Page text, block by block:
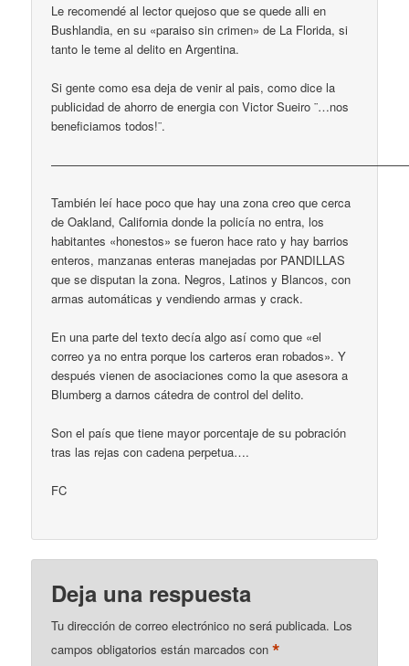
Le recomendé al lector quejoso que se quede alli en
Bushlandia, en su «paraiso sin crimen» de La Florida, si
tanto le teme al delito en Argentina.
Si gente como esa deja de venir al pais, como dice la
publicidad de ahorro de energia con Victor Sueiro ¨…nos
beneficiamos todos!¨.
También leí hace poco que hay una zona creo que cerca
de Oakland, California donde la policía no entra, los
habitantes «honestos» se fueron hace rato y hay barrios
enteros, manzanas enteras manejadas por PANDILLAS
que se disputan la zona. Negros, Latinos y Blancos, con
armas automáticas y vendiendo armas y crack.
En una parte del texto decía algo así como que «el
correo ya no entra porque los carteros eran robados». Y
después vienen de asociaciones como la que asesora a
Blumberg a darnos cátedra de control del delito.
Son el país que tiene mayor porcentaje de su pobración
tras las rejas con cadena perpetua….
FC
Deja una respuesta
Tu dirección de correo electrónico no será publicada. Los
campos obligatorios están marcados con*